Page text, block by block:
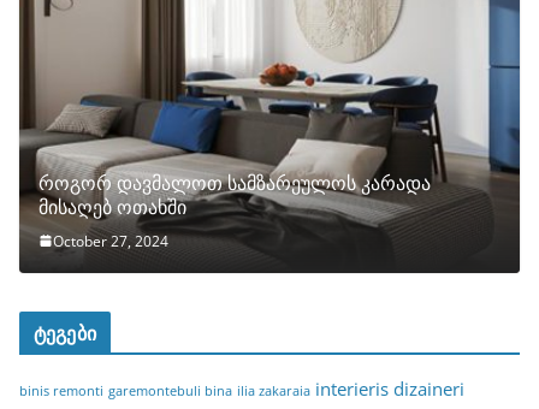
როგორ დავმალოთ სამზარეულოს კარადა
მისაღებ ოთახში
October 27, 2024
ტეგები
binis remonti garemontebuli bina ilia zakaraia interieris dizaineri